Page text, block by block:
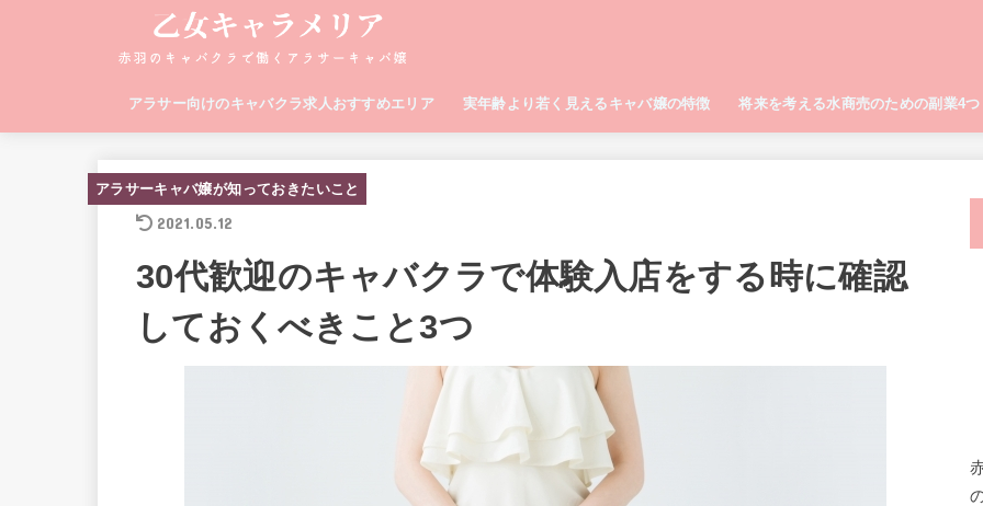
アラサー向けのキャバクラ求人おすすめエリア 実年齢より若く見えるキャバ嬢の特徴 将来を考える水商売のための副業4つ
アラサーキャバ嬢が知っておきたいこと
2021.05.12
30代歓迎のキャバクラで体験入店をする時に確認
しておくべきこと3つ